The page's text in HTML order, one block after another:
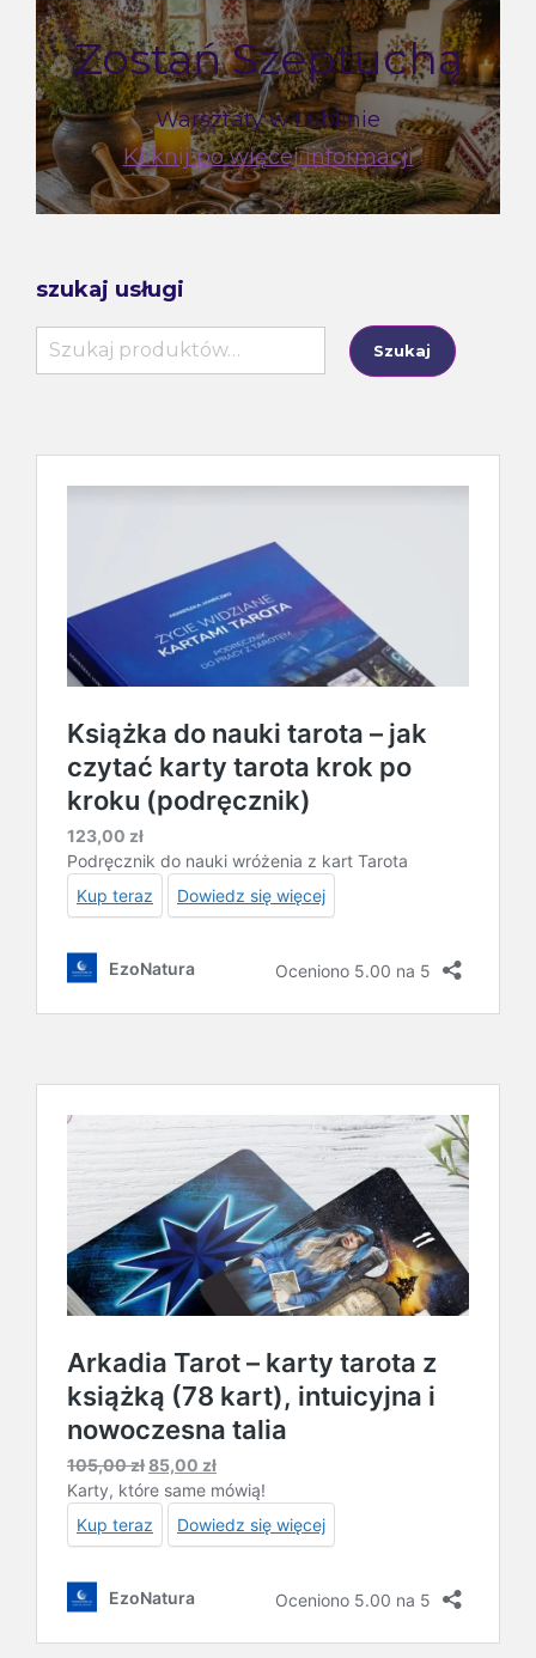
Zostań Szeptuchą
Warsztaty w Lublinie
Kliknij po więcej informacji
szukaj usługi
Szukaj:
Szukaj